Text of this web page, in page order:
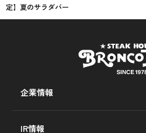
定】夏のサラダバー
企業情報
IR情報